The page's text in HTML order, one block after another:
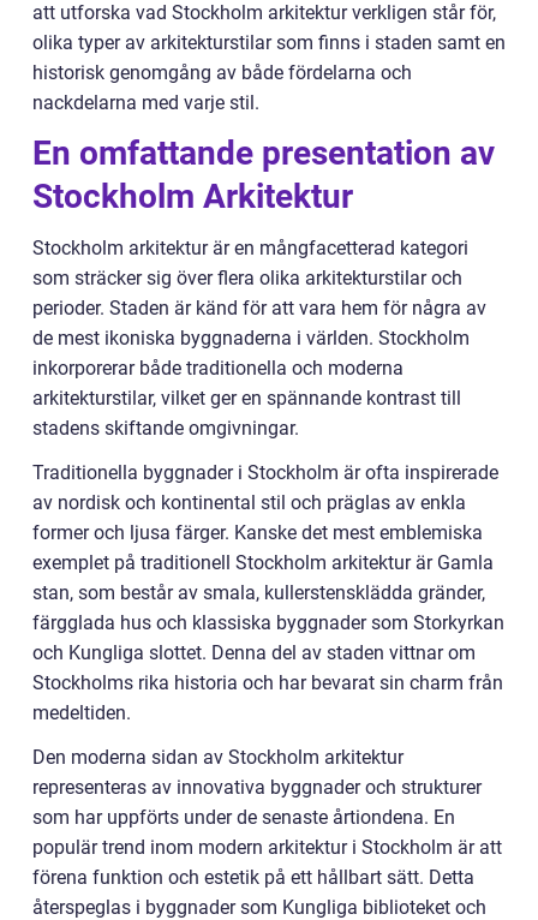
att utforska vad Stockholm arkitektur verkligen står för,
olika typer av arkitekturstilar som finns i staden samt en
historisk genomgång av både fördelarna och
nackdelarna med varje stil.
En omfattande presentation av
Stockholm Arkitektur
Stockholm arkitektur är en mångfacetterad kategori
som sträcker sig över flera olika arkitekturstilar och
perioder. Staden är känd för att vara hem för några av
de mest ikoniska byggnaderna i världen. Stockholm
inkorporerar både traditionella och moderna
arkitekturstilar, vilket ger en spännande kontrast till
stadens skiftande omgivningar.
Traditionella byggnader i Stockholm är ofta inspirerade
av nordisk och kontinental stil och präglas av enkla
former och ljusa färger. Kanske det mest emblemiska
exemplet på traditionell Stockholm arkitektur är Gamla
stan, som består av smala, kullerstensklädda gränder,
färgglada hus och klassiska byggnader som Storkyrkan
och Kungliga slottet. Denna del av staden vittnar om
Stockholms rika historia och har bevarat sin charm från
medeltiden.
Den moderna sidan av Stockholm arkitektur
representeras av innovativa byggnader och strukturer
som har uppförts under de senaste årtiondena. En
populär trend inom modern arkitektur i Stockholm är att
förena funktion och estetik på ett hållbart sätt. Detta
återspeglas i byggnader som Kungliga biblioteket och